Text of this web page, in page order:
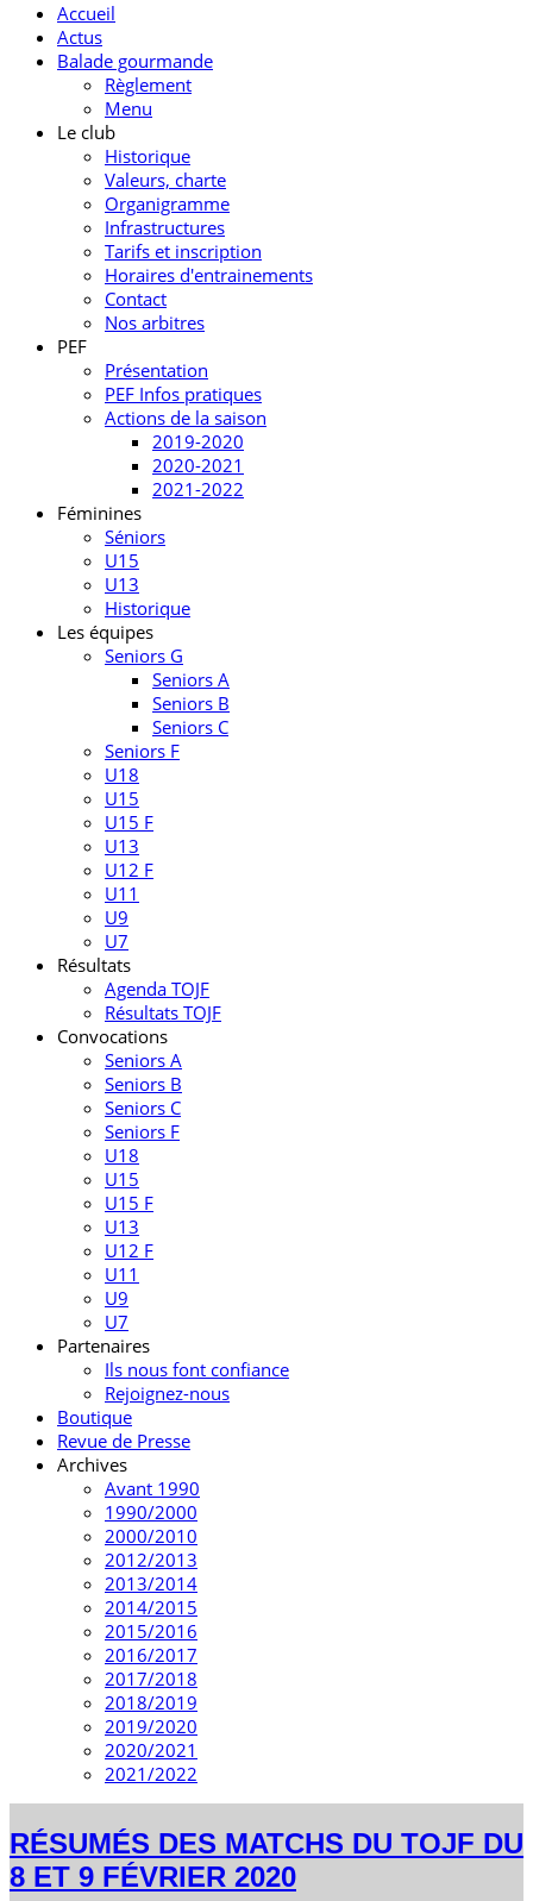
Accueil
Actus
Balade gourmande
Règlement
Menu
Le club
Historique
Valeurs, charte
Organigramme
Infrastructures
Tarifs et inscription
Horaires d'entrainements
Contact
Nos arbitres
PEF
Présentation
PEF Infos pratiques
Actions de la saison
2019-2020
2020-2021
2021-2022
Féminines
Séniors
U15
U13
Historique
Les équipes
Seniors G
Seniors A
Seniors B
Seniors C
Seniors F
U18
U15
U15 F
U13
U12 F
U11
U9
U7
Résultats
Agenda TOJF
Résultats TOJF
Convocations
Seniors A
Seniors B
Seniors C
Seniors F
U18
U15
U15 F
U13
U12 F
U11
U9
U7
Partenaires
Ils nous font confiance
Rejoignez-nous
Boutique
Revue de Presse
Archives
Avant 1990
1990/2000
2000/2010
2012/2013
2013/2014
2014/2015
2015/2016
2016/2017
2017/2018
2018/2019
2019/2020
2020/2021
2021/2022
RÉSUMÉS DES MATCHS DU TOJF DU
8 ET 9 FÉVRIER 2020